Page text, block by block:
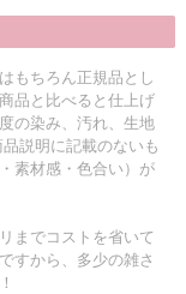
もちろん正規品とし
品と比べると仕上げ
の染み、汚れ、生地
説明に記載のないも
素材感・色合い）が
までコストを省いて
すから、多少の雑さ